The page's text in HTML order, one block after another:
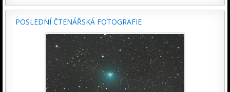
POSLEDNÍ ČTENÁŘSKÁ FOTOGRAFIE